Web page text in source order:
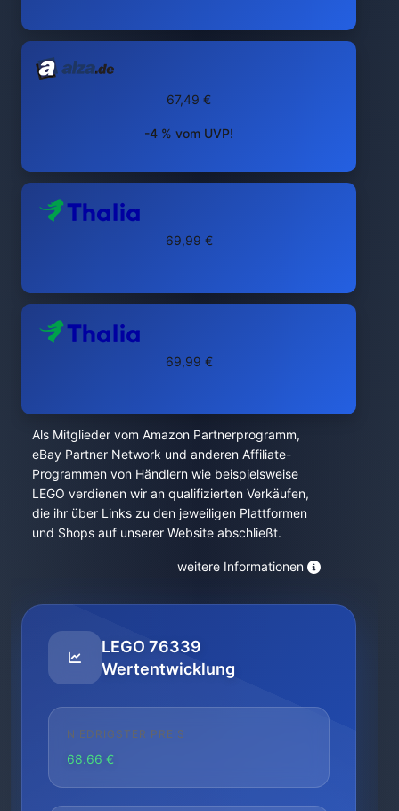
67,49 €
-4 % vom UVP!
69,99 €
69,99 €
Als Mitglieder vom Amazon Partnerprogramm,
eBay Partner Network und anderen Affiliate-
Programmen von Händlern wie beispielsweise
LEGO verdienen wir an qualifizierten Verkäufen,
die ihr über Links zu den jeweiligen Plattformen
und Shops auf unserer Website abschließt.
weitere Informationen
LEGO 76339
Wertentwicklung
NIEDRIGSTER PREIS
68.66 €